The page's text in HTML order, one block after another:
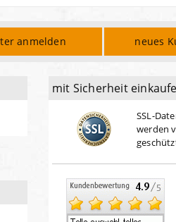
anmelden neues
mit Sicherheit
SSL-
werden